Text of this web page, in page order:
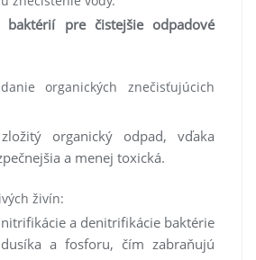
baktérií pre čistejšie odpadové
organických znečisťujúcich
organický odpad, vďaka
a menej toxická.
živín:
a denitrifikácie baktérie
a fosforu, čím zabraňujú